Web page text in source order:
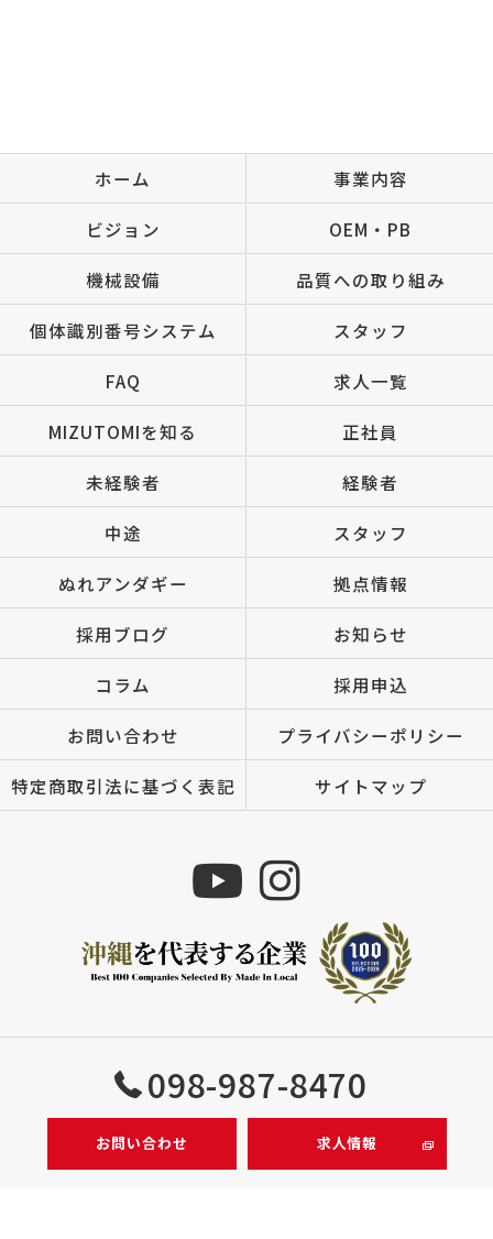
098-987-8470
お問い合わせ 求人情報
ホーム 事業内容
ビジョン OEM・PB
機械設備 品質への取り組み
個体識別番号システム スタッフ
FAQ 求人一覧
MIZUTOMIを知る 正社員
未経験者 経験者
中途 スタッフ
ぬれアンダギー 拠点情報
採用ブログ お知らせ
コラム 採用申込
お問い合わせ プライバシーポリシー
特定商取引法に基づく表記 サイトマップ